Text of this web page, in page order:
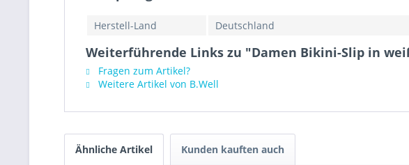
Herstell-Land Deutschland
Weiterführende Links zu "Damen Bikini-Slip in
Fragen zum Artikel?
Weitere Artikel von B.Well
Ähnliche Artikel Kunden kauften auch